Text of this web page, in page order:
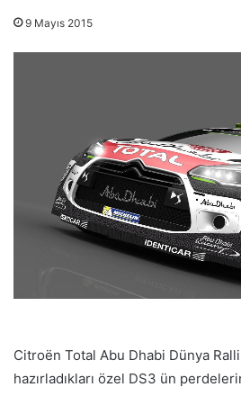
9 Mayıs 2015
Citroën Total Abu Dhabi Dünya Ralli
hazırladıkları özel DS3 ün